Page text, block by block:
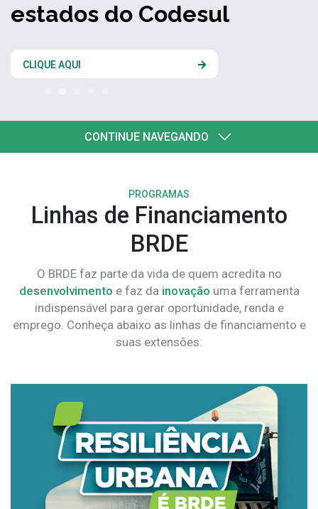
estados do Codesul
CLIQUE AQUI
CONTINUE NAVEGANDO
PROGRAMAS
Linhas de Financiamento
BRDE
O BRDE faz parte da vida de quem acredita no
desenvolvimento e faz da inovação uma ferramenta
indispensável para gerar oportunidade, renda e
emprego. Conheça abaixo as linhas de financiamento e
suas extensões: